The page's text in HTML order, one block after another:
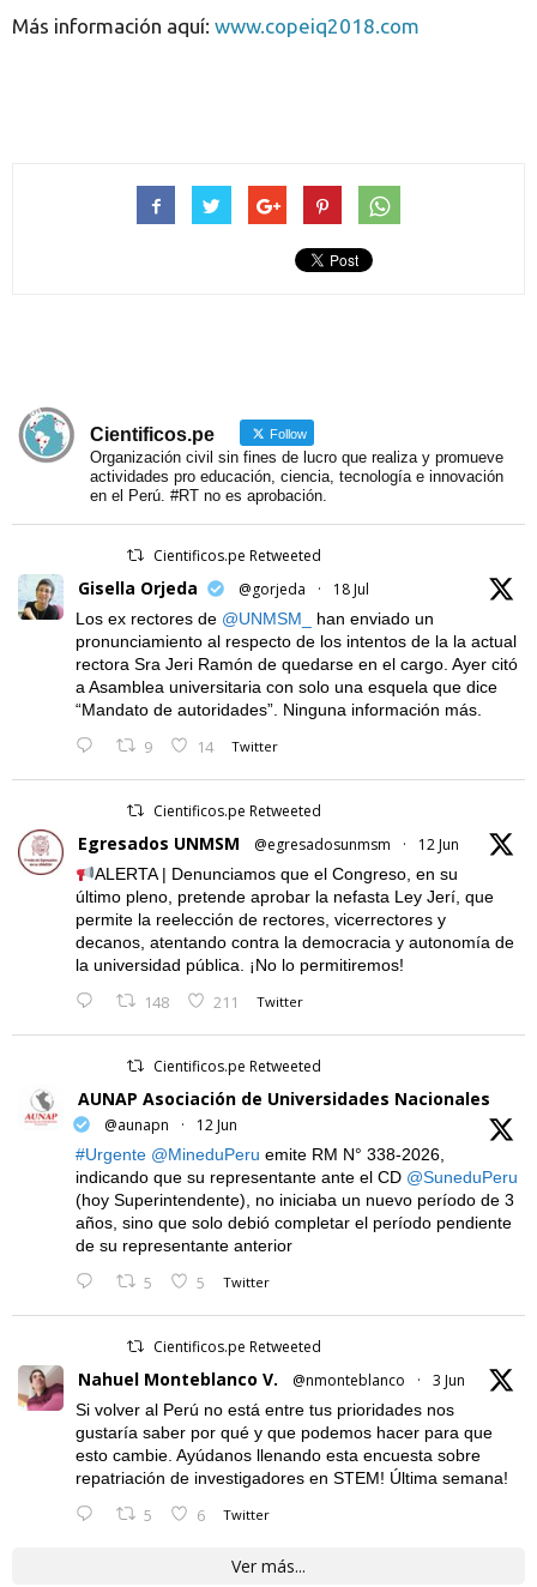
Más información aquí: www.copeiq2018.com
Cientificos.pe Follow
Organización civil sin fines de lucro que realiza y promueve
actividades pro educación, ciencia, tecnología e innovación
en el Perú. #RT no es aprobación.
Cientificos.pe Retweeted
Gisella Orjeda @gorjeda · 18 Jul
Los ex rectores de @UNMSM_
han enviado un
pronunciamiento al respecto de los intentos de la la actual
rectora Sra Jeri Ramón de quedarse en el cargo. Ayer citó
a Asamblea universitaria con solo una esquela que dice
“Mandato de autoridades”. Ninguna información más.
9 14 Twitter
Cientificos.pe Retweeted
Egresados UNMSM @egresadosunmsm · 12 Jun
ALERTA | Denunciamos que el Congreso, en su
último pleno, pretende aprobar la nefasta Ley Jerí, que
permite la reelección de rectores, vicerrectores y
decanos, atentando contra la democracia y autonomía de
la universidad pública. ¡No lo permitiremos!
148 211 Twitter
Cientificos.pe Retweeted
AUNAP Asociación de Universidades Nacionales
@aunapn · 12 Jun
#Urgente @MineduPeru emite RM N° 338-2026,
indicando que su representante ante el CD @SuneduPeru
(hoy Superintendente), no iniciaba un nuevo período de 3
años, sino que solo debió completar el período pendiente
de su representante anterior
5 5 Twitter
Cientificos.pe Retweeted
Nahuel Monteblanco V. @nmonteblanco · 3 Jun
Si volver al Perú no está entre tus prioridades nos
gustaría saber por qué y que podemos hacer para que
esto cambie. Ayúdanos llenando esta encuesta sobre
repatriación de investigadores en STEM! Última semana!
5 6 Twitter
Ver más...